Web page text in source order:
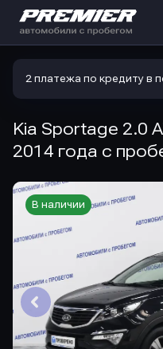
2 платежа по кредиту в
Kia Sportage 2.0
2014 года с
В наличии